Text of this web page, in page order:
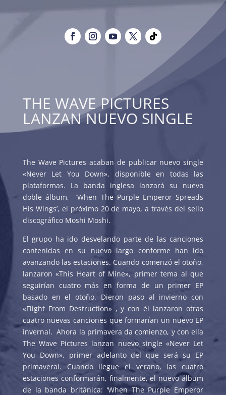
THE WAVE PICTURES
LANZAN NUEVO SINGLE
The Wave Pictures acaban de publicar nuevo single
«Never Let You Down», disponible en todas las
plataformas. La banda inglesa lanzará su nuevo
doble álbum,
‘When The Purple Emperor Spreads
His Wings’, el próximo 20 de mayo, a través del sello
discográfico Moshi Moshi.
El grupo ha ido desvelando parte de las canciones
contenidas en su nuevo largo conforme han ido
avanzando las estaciones. Cuando comenzó el otoño,
lanzaron «This Heart of Mine», primer tema al que
seguirían cuatro más en forma de un primer EP
basado en el otoño. Dieron paso al invierno con
«Flight From Destruction» , y con él lanzaron otras
cuatro nuevas canciones que formarían un nuevo EP
invernal. Ahora la primavera da comienzo, y con ella
The Wave Pictures lanzan nuevo single «Never Let
You Down», primer adelanto del que será su EP
primaveral. Cuando llegue el verano, las cuatro
estaciones conformarán, finalmente, el nuevo álbum
de la banda británica: ‘When The Purple Emperor